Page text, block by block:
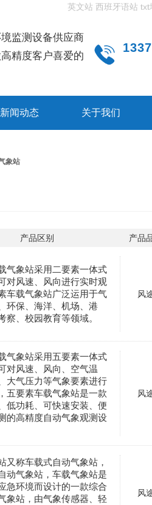
英文站 西班牙语站 txt
监测设备供应商
精度客户喜爱的
新闻动态 关于我们
象站
产品区别 产品
气象站采用二要素一体式
对风速、风向进行实时观
车载气象站广泛运用于气
环保、海洋、机场、港
察、校园教育等领域。
风
气象站采用五要素一体式
对风速、风向、空气温
大气压力等气象要素进行
五要素车载气象站是一款
低功耗、可快速安装、便
的高精度自动气象观测设
风
又称车载式自动气象站，
动气象站，车载气象站是
急环境而设计的一款综合
象站，由气象传感器、轻
风